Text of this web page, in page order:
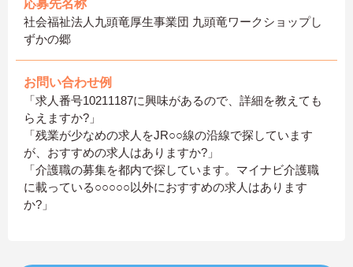
応募先名称
社会福祉法人九頭竜厚生事業団 九頭竜ワークショップし
ずかの郷
お問い合わせ例
「求人番号10211187に興味があるので、詳細を教えても
らえますか?」
「残業が少なめの求人をJR○○線の沿線で探しています
が、おすすめの求人はありますか?」
「介護職の募集を都内で探しています。マイナビ介護職
に載っている○○○○○以外におすすめの求人はあります
か?」